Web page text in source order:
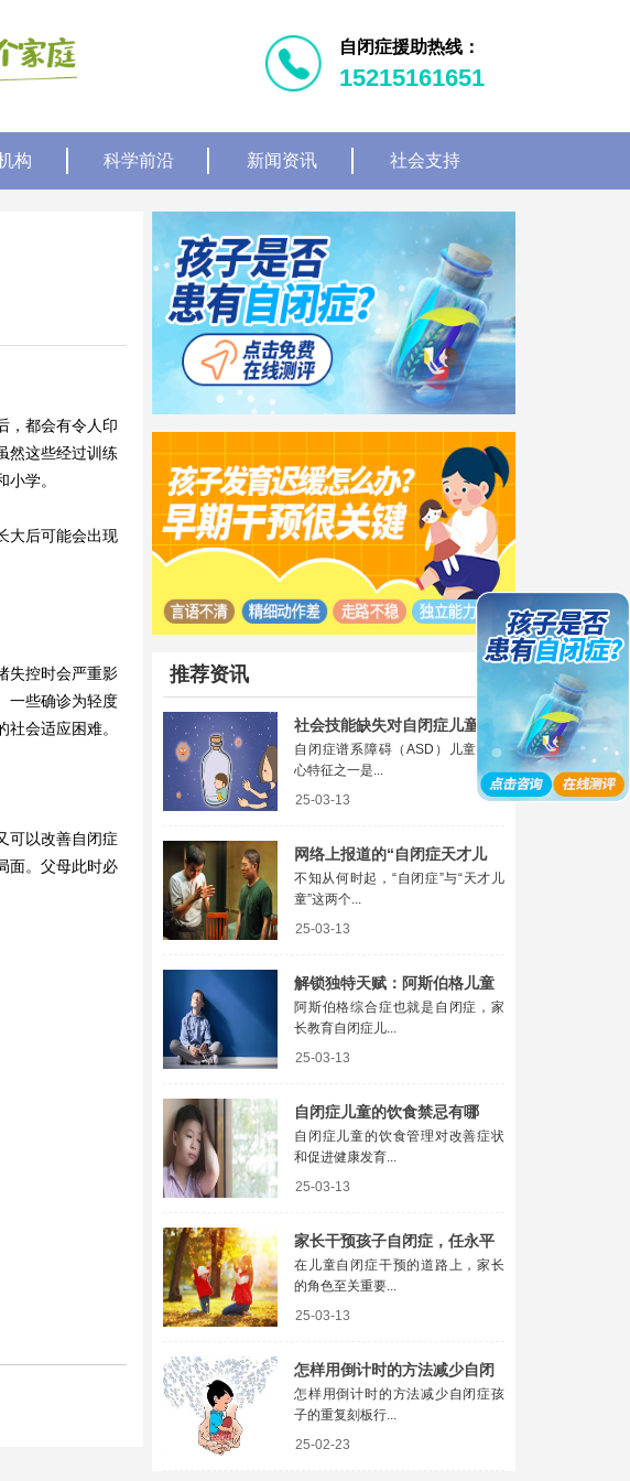
自闭症援助热线：
15215161651
构 科学前沿 新闻资讯 社会支持
，都会有令人印
然这些经过训练
学。
大后可能会出现
失控时会严重影
一些确诊为轻度
会适应困难。
可以改善自闭症
面。父母此时必
推荐资讯
社会技能缺失对自闭症儿童发
展的深远影响
自闭症谱系障碍（ASD）儿童的核
心特征之一是...
25-03-13
网络上报道的“自闭症天才儿
童”，真的普遍存在吗
不知从何时起，“自闭症”与“天才儿
童”这两个...
25-03-13
解锁独特天赋：阿斯伯格儿童
家庭教育指南
阿斯伯格综合症也就是自闭症，家
长教育自闭症儿...
25-03-13
自闭症儿童的饮食禁忌有哪
些？需注意这七类食物
自闭症儿童的饮食管理对改善症状
和促进健康发育...
25-03-13
家长干预孩子自闭症，任永平
教授指出其中关键因素
在儿童自闭症干预的道路上，家长
的角色至关重要...
25-03-13
怎样用倒计时的方法减少自闭
症孩子的重复刻板行为？
怎样用倒计时的方法减少自闭症孩
子的重复刻板行...
25-02-23